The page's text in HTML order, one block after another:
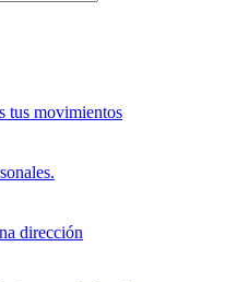
tus movimientos
dirección